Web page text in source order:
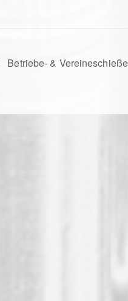
Betriebe- &